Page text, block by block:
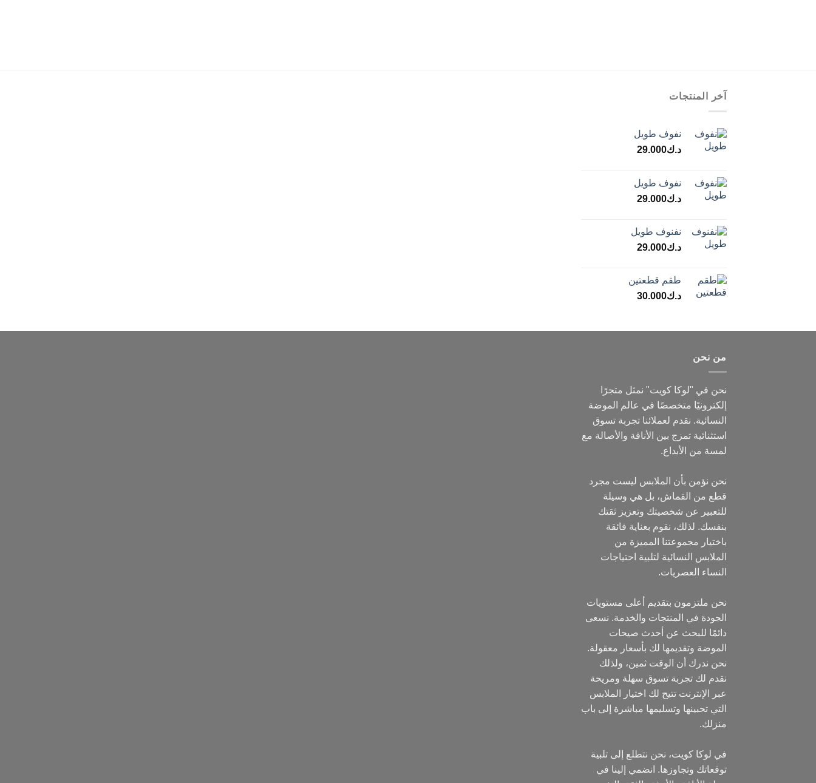
آخر المنتجات
نفوف طويل
د.ك29.000
نفوف طويل
د.ك29.000
نفنوف طويل
د.ك29.000
طقم قطعتين
د.ك30.000
من نحن
نحن في "لوكا كويت" نمثل متجرًا
إلكترونيًا متخصصًا في عالم الموضة
النسائية. نقدم لعملائنا تجربة تسوق
استثنائية تمزج بين الأناقة والأصالة مع
لمسة من الأبداع.
نحن نؤمن بأن الملابس ليست مجرد
قطع من القماش، بل هي وسيلة
للتعبير عن شخصيتك وتعزيز ثقتك
بنفسك. لذلك، نقوم بعناية فائقة
باختيار مجموعتنا المميزة من
الملابس النسائية لتلبية احتياجات
النساء العصريات.
نحن ملتزمون بتقديم أعلى مستويات
الجودة في المنتجات والخدمة. نسعى
دائمًا للبحث عن أحدث صيحات
الموضة وتقديمها لك بأسعار معقولة.
نحن ندرك أن الوقت ثمين، ولذلك
نقدم لك تجربة تسوق سهلة ومريحة
عبر الإنترنت تتيح لك اختيار الملابس
التي تحبينها وتسليمها مباشرة إلى باب
منزلك.
في لوكا كويت، نحن نتطلع إلى تلبية
توقعاتك وتجاوزها. انضمي إلينا في